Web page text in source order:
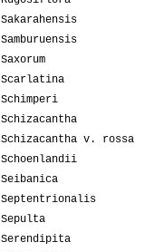
Sakarahensis
Samburuensis
Saxorum
Scarlatina
Schimperi
Schizacantha
Schizacantha v. rossa
Schoenlandii
Seibanica
Septentrionalis
Sepulta
Serendipita